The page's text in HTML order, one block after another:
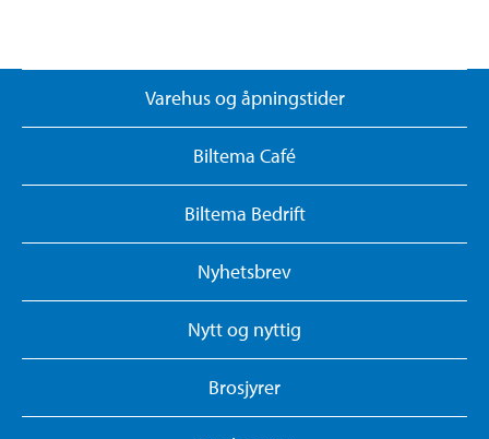
Varehus og åpningstider
Biltema Café
Biltema Bedrift
Nyhetsbrev
Nytt og nyttig
Brosjyrer